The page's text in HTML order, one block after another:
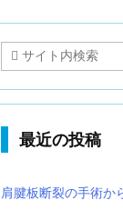
最近の投稿
肩腱板断裂の手術か